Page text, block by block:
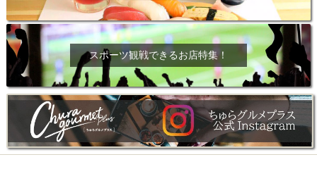
スポーツ観戦できるお店特集！